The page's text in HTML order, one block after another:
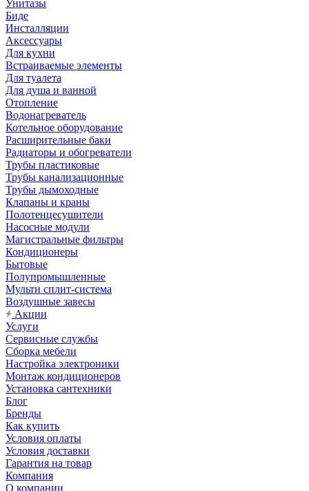
Унитазы
Биде
Инсталляции
Аксессуары
Для кухни
Встраиваемые элементы
Для туалета
Для душа и ванной
Отопление
Водонагреватель
Котельное оборудование
Расширительные баки
Радиаторы и обогреватели
Трубы пластиковые
Трубы канализационные
Трубы дымоходные
Клапаны и краны
Полотенцесушители
Насосные модули
Магистральные фильтры
Кондиционеры
Бытовые
Полупромышленные
Мульти сплит-система
Воздушные завесы
Акции
Услуги
Сервисные службы
Сборка мебели
Настройка электроники
Монтаж кондиционеров
Установка сантехники
Блог
Бренды
Как купить
Условия оплаты
Условия доставки
Гарантия на товар
Компания
О компании